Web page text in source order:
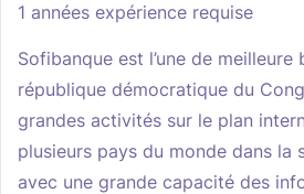
1 années expérience requise
Sofibanque est l’une de meilleure
république démocratique du
grandes activités sur le plan
plusieurs pays du monde dans la
avec une grande capacité des